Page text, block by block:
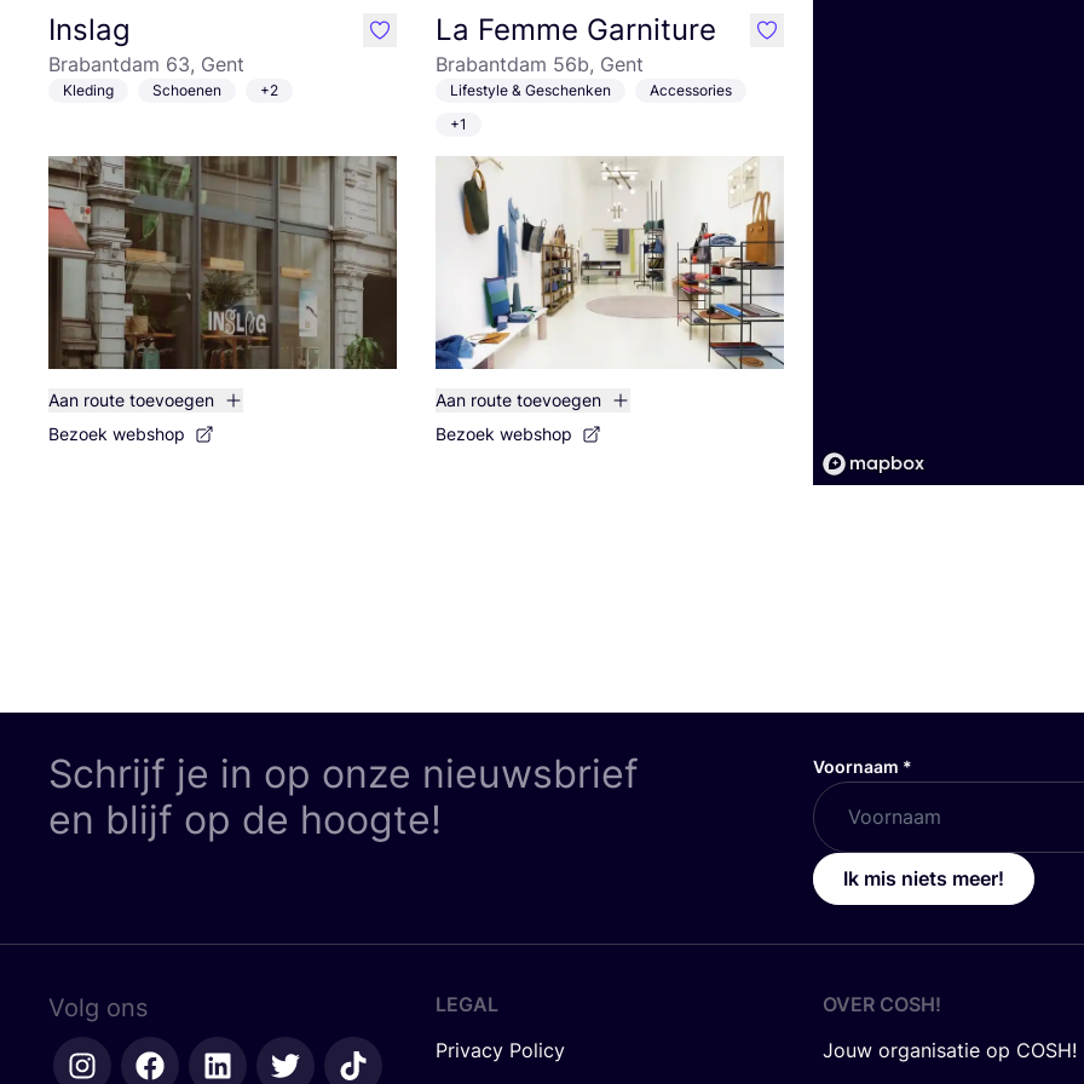
Inslag
Brabantdam 63, Gent
Kleding Schoenen +2
Aan route toevoegen
Bezoek webshop
like La Femme Garniture
Brabantdam 56b, Gent
Lifestyle & Geschenken
Accessories
+1
Aan route toevoegen
Bezoek webshop
like
Schrijf je in op onze nieuwsbrief
en blijf op de hoogte!
Voornaam *
Ik mis niets meer!
Volg ons
LEGAL
Privacy Policy
OVER COSH!
Jouw organisatie op COSH!